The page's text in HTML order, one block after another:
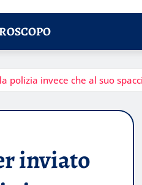
polizia invece che al suo
inviato